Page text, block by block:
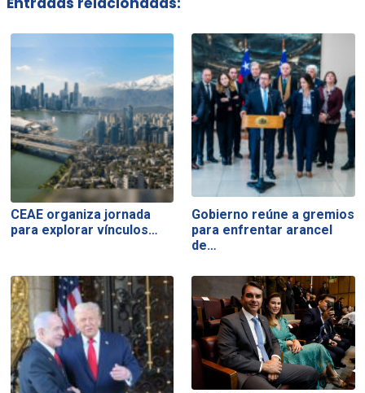
CEAE organiza jornada
para explorar vínculos…
Gobierno reúne a gremios
para enfrentar arancel
de…